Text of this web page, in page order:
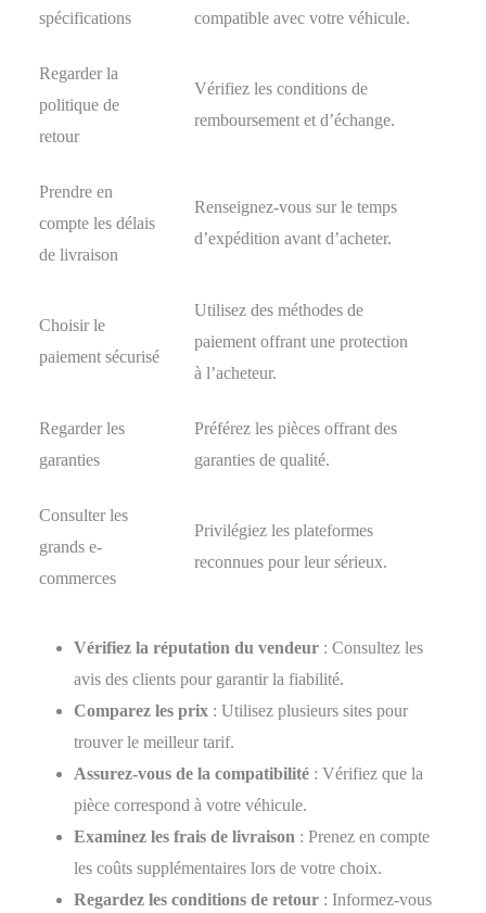
spécifications
compatible avec votre véhicule.
Regarder la
politique de
retour
Vérifiez les conditions de
remboursement et d’échange.
Prendre en
compte les délais
de livraison
Renseignez-vous sur le temps
d’expédition avant d’acheter.
Choisir le
paiement sécurisé
Utilisez des méthodes de
paiement offrant une protection
à l’acheteur.
Regarder les
garanties
Préférez les pièces offrant des
garanties de qualité.
Consulter les
grands e-
commerces
Privilégiez les plateformes
reconnues pour leur sérieux.
Vérifiez la réputation du vendeur : Consultez les
avis des clients pour garantir la fiabilité.
Comparez les prix : Utilisez plusieurs sites pour
trouver le meilleur tarif.
Assurez-vous de la compatibilité : Vérifiez que la
pièce correspond à votre véhicule.
Examinez les frais de livraison : Prenez en compte
les coûts supplémentaires lors de votre choix.
Regardez les conditions de retour : Informez-vous